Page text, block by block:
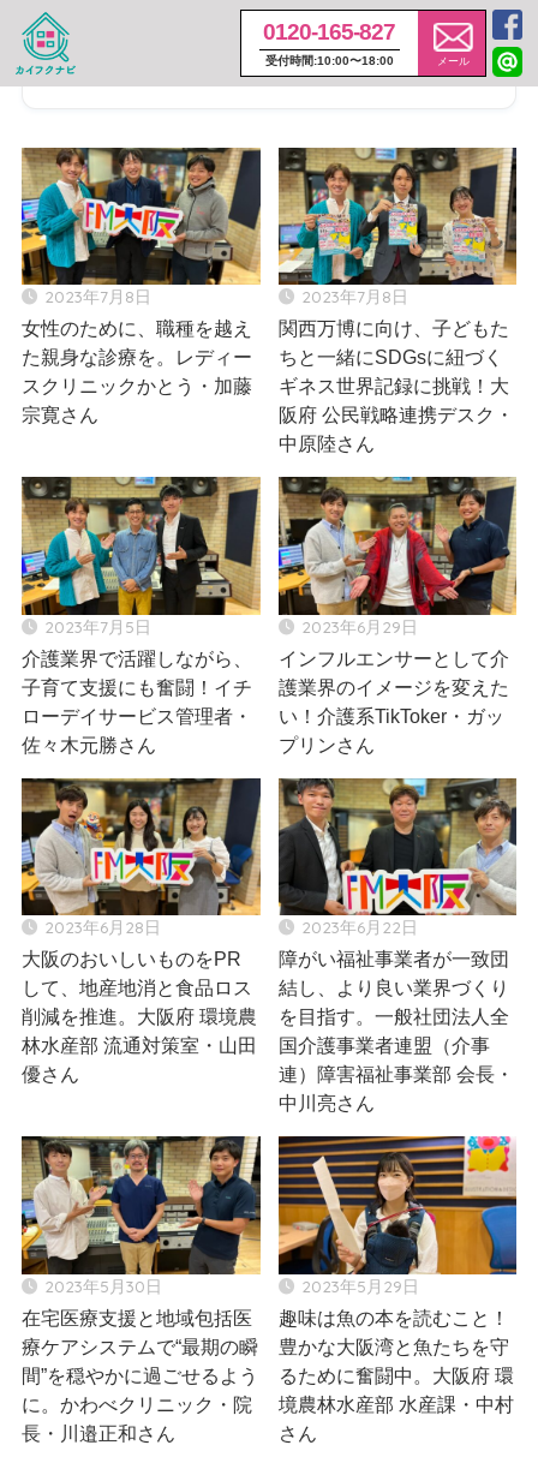
0120-165-827
受付時間:10:00〜18:00 メール
ホーム
「それU.K.!! ミライbridge」の記事一覧
2023年7月8日
女性のために、職種を越え
た親身な診療を。レディー
スクリニックかとう・加藤
宗寛さん
2023年7月8日
関西万博に向け、子どもた
ちと一緒にSDGsに紐づく
ギネス世界記録に挑戦！大
阪府 公民戦略連携デスク・
中原陸さん
2023年7月5日
介護業界で活躍しながら、
子育て支援にも奮闘！イチ
ローデイサービス管理者・
佐々木元勝さん
2023年6月29日
インフルエンサーとして介
護業界のイメージを変えた
い！介護系TikToker・ガッ
プリンさん
2023年6月28日
大阪のおいしいものをPR
して、地産地消と食品ロス
削減を推進。大阪府 環境農
林水産部 流通対策室・山田
優さん
2023年6月22日
障がい福祉事業者が一致団
結し、より良い業界づくり
を目指す。一般社団法人全
国介護事業者連盟（介事
連）障害福祉事業部 会長・
中川亮さん
2023年5月30日
在宅医療支援と地域包括医
療ケアシステムで“最期の瞬
間”を穏やかに過ごせるよう
に。かわべクリニック・院
長・川邉正和さん
2023年5月29日
趣味は魚の本を読むこと！
豊かな大阪湾と魚たちを守
るために奮闘中。大阪府 環
境農林水産部 水産課・中村
さん